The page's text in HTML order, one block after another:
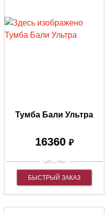
Тумба Бали Ультра
16360 ₽
БЫСТРЫЙ ЗАКАЗ